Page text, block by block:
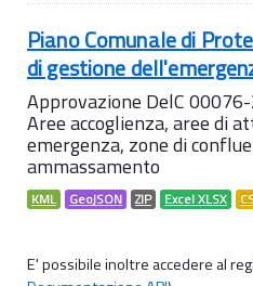
Piano Comunale di
di gestione
Approvazione DelC
Aree accoglienza, aree di
emergenza, zone di
ammassamento
KML GeoJSON ZIP Excel XLSX
E' possibile inoltre accedere al